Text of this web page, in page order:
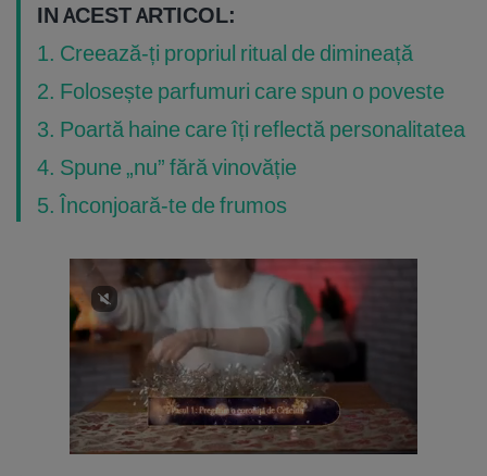
IN ACEST ARTICOL:
1. Creează-ți propriul ritual de dimineață
2. Folosește parfumuri care spun o poveste
3. Poartă haine care îți reflectă personalitatea
4. Spune „nu” fără vinovăție
5. Înconjoară-te de frumos